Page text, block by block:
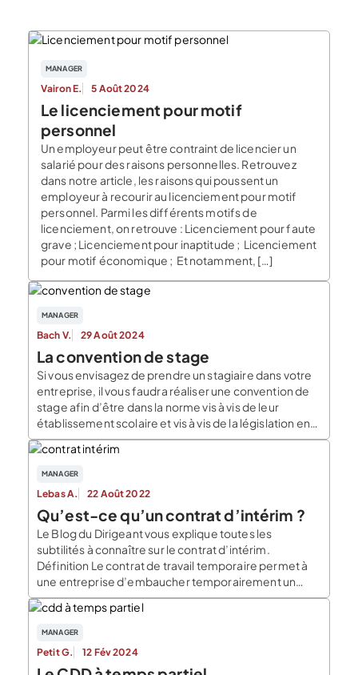
MANAGER
Vairon E. 5 Août 2024
Le licenciement pour motif
personnel
Un employeur peut être contraint de licencier un
salarié pour des raisons personnelles. Retrouvez
dans notre article, les raisons qui poussent un
employeur à recourir au licenciement pour motif
personnel. Parmi les différents motifs de
licenciement, on retrouve : Licenciement pour faute
grave ; Licenciement pour inaptitude ; Licenciement
pour motif économique ; Et notamment, […]
MANAGER
Bach V. 29 Août 2024
La convention de stage
Si vous envisagez de prendre un stagiaire dans votre
entreprise, il vous faudra réaliser une convention de
stage afin d’être dans la norme vis à vis de leur
établissement scolaire et vis à vis de la législation en
vigueur. Qu’est-ce qu’une convention de stage Un
stage représente une mise en situation en milieu
professionnel pour […]
MANAGER
Lebas A. 22 Août 2022
Qu’est-ce qu’un contrat d’intérim ?
Le Blog du Dirigeant vous explique toutes les
subtilités à connaître sur le contrat d’intérim.
Définition Le contrat de travail temporaire permet à
une entreprise d’embaucher temporairement un
salarié. Ainsi, l’intérimaire doit accomplir une
« mission ». En contrepartie, l’entreprise lui verse une
rémunération. Par conséquent, le contrat d’intérim ne
peut être conclu que pour une mission temporaire.
MANAGER
Petit G. 12 Fév 2024